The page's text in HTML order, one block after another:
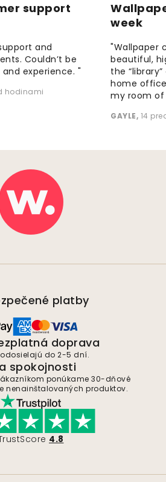
support
and
Couldn’t be
experience. "
hodinami
week
"Wallpaper
beautiful,
the
home
my room of
GAYLE, 14
platby
doprava
do 2-5 dní.
spokojnosti
ponúkame 30-dňové
nenainštalovaných produktov.
4.8